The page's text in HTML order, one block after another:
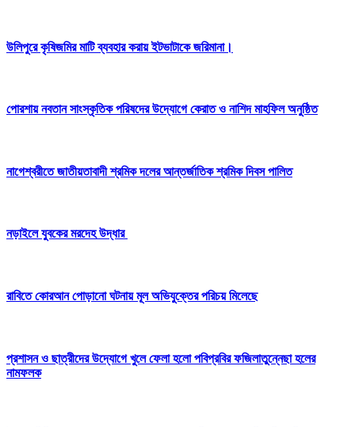
উলিপুরে কৃষিজমির মাটি ব্যবহার করায় ইটভাটাকে জরিমানা।
পোরশায় নবতান সাংস্কৃতিক পরিষদের উদ্যোগে কেরাত ও নাশিদ মাহফিল অনুষ্ঠিত
নাগেশ্বরীতে জাতীয়তাবাদী শ্রমিক দলের আন্তর্জাতিক শ্রমিক দিবস পালিত
নড়াইলে যুবকের মরদেহ উদ্ধার
রাবিতে কোরআন পোড়ানো ঘটনায় মূল অভিযুক্তের পরিচয় মিলেছে
প্রশাসন ও ছাত্রীদের উদ্যোগে খুলে ফেলা হলো পবিপ্রবির ফজিলাতুন্নেছা হলের
নামফলক